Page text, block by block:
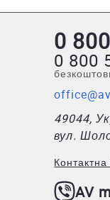
0
0 800
49044,
вул.
AV